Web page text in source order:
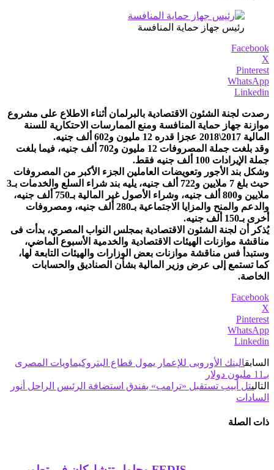
رئيس جهاز حماية المنافسة
Facebook
X
Pinterest
WhatsApp
Linkedin
رصدت لجنة الشئون الاقتصادية بالبرلمان أثناء الاطلاع على مشروع
موازنة جهاز حماية المنافسة ومنع الممارسات الاحتكارية للسنة
المالية 2017\2018 عجزا قدره 12 مليون و602 ألف جنيه.
وقد بلغت جملة المصروفات 12 مليون و702 ألف جنيه، فيما بلغت
جملة الإيرادات 100 ألف جنيه فقط.
وشكل بند الأجور وتعويضات العاملين الجزء الأكبر من المصروفات
حيث بلغ 7 ملايين و722 ألف جنيه، يليه بند شراء السلع والخدمات بـ3
ملايين و800 ألف جنيه، وشراء الأصول غير المالية بـ750 ألف جنيه،
والدعم والمنح والمزايا الاجتماعية بـ280 ألف جنيه، ومصروفات
أخرى بـ150 ألف جنيه.
يُذكر أن لجنة الشئون الاقتصادية بمجلس النواب المصري، بدأت فى
مناقشة موازنات الهيئات الاقتصادية والخدمية الأسبوع الماضي،
وستبدأ فس مناقشة موازنات بعض الوزارات والهيئات التابعة لها،
كما تستمع إلى عرض وزير المالية بشأن الصناديق والحسابات
الخاصة.
Facebook
X
Pinterest
WhatsApp
Linkedin
السابقالبنك الأوروبى للإعمار يمول قطاع البتروكيماويات المصرى
بـ11 مليون دولار
التاليتل أبيب تستقبل «ترامب» بفندق استضافة الرئيس الراحل أنور
السادات
ذات الصلة